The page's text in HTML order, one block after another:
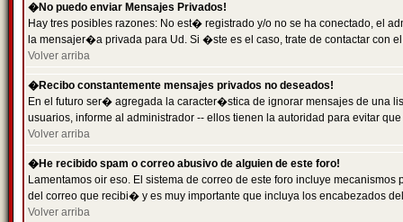
�No puedo enviar Mensajes Privados!
Hay tres posibles razones: No est� registrado y/o no se ha conectado, el
la mensajer�a privada para Ud. Si �ste es el caso, trate de contactar con
Volver arriba
�Recibo constantemente mensajes privados no deseados!
En el futuro ser� agregada la caracter�stica de ignorar mensajes de una
usuarios, informe al administrador -- ellos tienen la autoridad para evitar
Volver arriba
�He recibido spam o correo abusivo de alguien de este foro!
Lamentamos oir eso. El sistema de correo de este foro incluye
del correo que recibi� y es muy importante que incluya los encabezados
Volver arriba